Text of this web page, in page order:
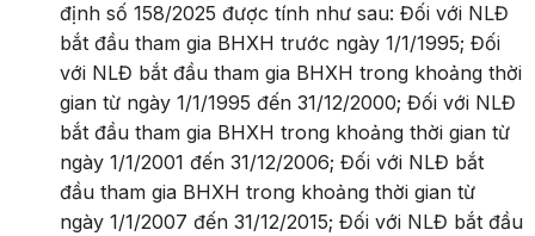
định số 158/2025 được tính như sau: Đối với NLĐ
bắt đầu tham gia BHXH trước ngày 1/1/1995; Đối
với NLĐ bắt đầu tham gia BHXH trong khoảng thời
gian từ ngày 1/1/1995 đến 31/12/2000; Đối với NLĐ
bắt đầu tham gia BHXH trong khoảng thời gian từ
ngày 1/1/2001 đến 31/12/2006; Đối với NLĐ bắt
đầu tham gia BHXH trong khoảng thời gian từ
ngày 1/1/2007 đến 31/12/2015; Đối với NLĐ bắt đầu